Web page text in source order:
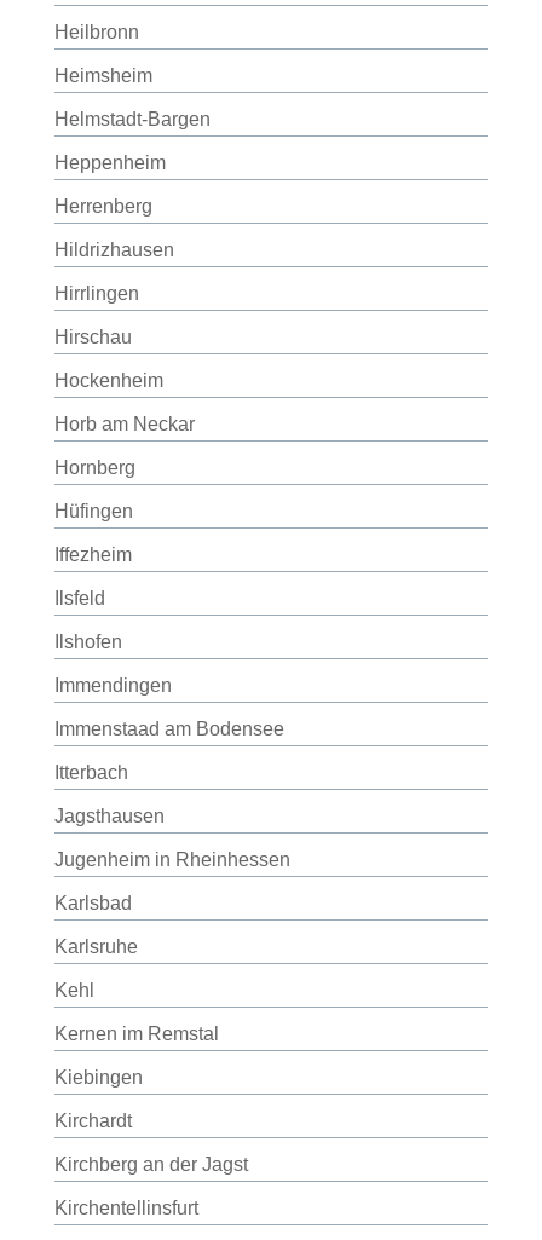
Heilbronn
Heimsheim
Helmstadt-Bargen
Heppenheim
Herrenberg
Hildrizhausen
Hirrlingen
Hirschau
Hockenheim
Horb am Neckar
Hornberg
Hüfingen
Iffezheim
Ilsfeld
Ilshofen
Immendingen
Immenstaad am Bodensee
Itterbach
Jagsthausen
Jugenheim in Rheinhessen
Karlsbad
Karlsruhe
Kehl
Kernen im Remstal
Kiebingen
Kirchardt
Kirchberg an der Jagst
Kirchentellinsfurt